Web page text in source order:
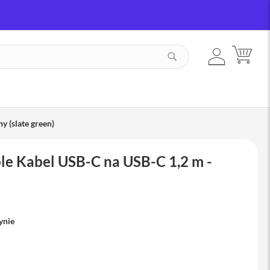
ZALOGUJ
SIĘ
SZUKAJ
(slate green)
Kabel USB-C na USB-C 1,2 m -